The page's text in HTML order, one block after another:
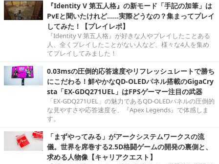
『Identity V 第五人格』の新モード「手記の加筆」は
PvEと聞いたけれど……実際どうなの？集まってプレイ
してみた！【プレイレポ】
『Identity V 第五人格』が好きな人やプレイしたことある
人、全くプレイしたことがない人など、様々な4人を集め
てプレイしてみました！
0.03msの圧倒的応答速度やリフレッシュレートで勝ち
にこだわる！鮮やかなQD-OLEDパネル搭載のGigaCry
sta「EX-GDQ271UEL」はFPSゲーマー注目の武器
「EX-GDQ271UEL」の魅力であるQD-OLEDパネルの圧倒的
な見やすさや応答速度を、『Apex Legends』で体感しま
す。
「まずやってみる」がアークシステムワークスの流
儀。世界を席巻する2.5D格闘ゲームの開発の裏側と、
求める人物像【キャリアクエスト】